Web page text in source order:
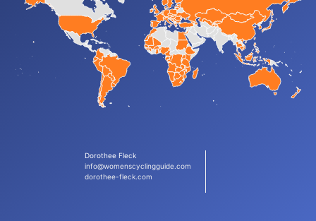
Dorothee Fleck
info@womenscyclingguide.com
dorothee-fleck.com